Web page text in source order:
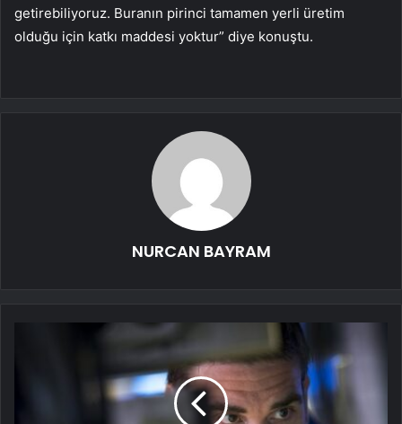
getirebiliyoruz. Buranın pirinci tamamen yerli üretim
olduğu için katkı maddesi yoktur” diye konuştu.
NURCAN BAYRAM